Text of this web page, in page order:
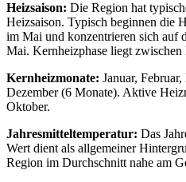
Heizsaison: Die Region hat
Heizsaison. Typisch beginnen die
im Mai und konzentrieren sich auf
Mai. Kernheizphase liegt
Kernheizmonate: Januar,
Dezember (6 Monate). Aktive
Oktober.
Jahresmitteltemperatur: Das
Wert dient als allgemeiner
Region im Durchschnitt nahe am